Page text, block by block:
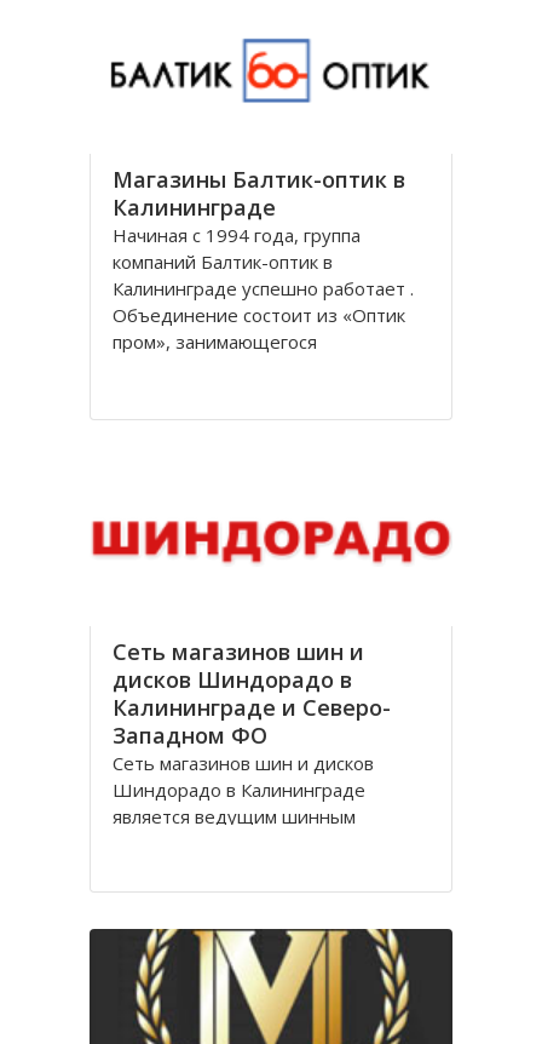
Магазины Балтик-оптик в
Калининграде
Начиная с 1994 года, группа
компаний Балтик-оптик в
Калининграде успешно работает .
Объединение состоит из «Оптик
пром», занимающегося
оптическая компания,
Сеть магазинов шин и
дисков Шиндорадо в
Калининграде и Северо-
Западном ФО
Сеть магазинов шин и дисков
Шиндорадо в Калининграде
является ведущим шинным
восемь магазинов, но компания не
желает останавливаться на
достигнутом уровне и продолжает
расширяться.
Магазины Шиндорадо в